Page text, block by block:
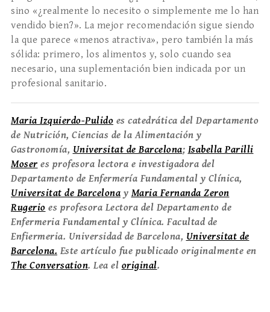
sino «¿realmente lo necesito o simplemente me lo han
vendido bien?». La mejor recomendación sigue siendo
la que parece «menos atractiva», pero también la más
sólida: primero, los alimentos y, solo cuando sea
necesario, una suplementación bien indicada por un
profesional sanitario.
Maria Izquierdo-Pulido es catedrática del Departamento
de Nutrición, Ciencias de la Alimentación y
Gastronomía, Universitat de Barcelona; Isabella Parilli
Moseres profesora lectora e investigadora del
Departamento de Enfermería Fundamental y Clínica,
Universitat de Barcelona y Maria Fernanda Zeron
Rugerio es profesora Lectora del Departamento de
Enfermeria Fundamental y Clínica. Facultad de
Enfiermeria. Universidad de Barcelona, Universitat de
Barcelona. Este artículo fue publicado originalmente en
The Conversation. Lea el original.